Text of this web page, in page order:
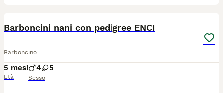
Barboncini nani con pedigree ENCI
Barboncino
5 mesi
Età
4 5
Sesso